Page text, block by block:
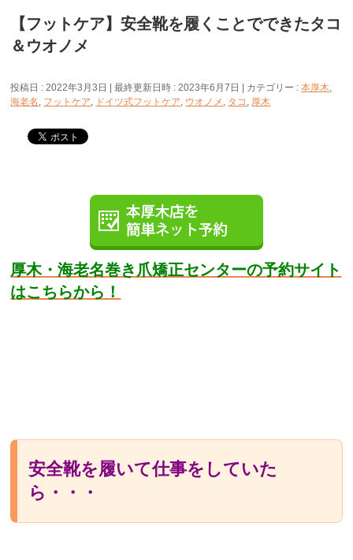
【フットケア】安全靴を履くことでできたタコ
＆ウオノメ
投稿日 : 2022年3月3日 最終更新日時 : 2023年6月7日 カテゴリー :本厚木,
海老名 , フットケア, ドイツ式フットケア, ウオノメ , タコ , 厚木
厚木・海老名巻き爪矯正センターの予約サイト
はこちらから！
安全靴を履いて仕事をしていた
ら・・・